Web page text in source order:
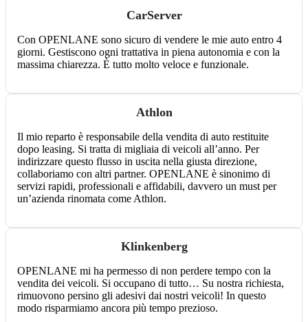
CarServer
Con OPENLANE sono sicuro di vendere le mie auto entro 4
giorni. Gestiscono ogni trattativa in piena autonomia e con la
massima chiarezza. È tutto molto veloce e funzionale.
Athlon
Il mio reparto è responsabile della vendita di auto restituite
dopo leasing. Si tratta di migliaia di veicoli all’anno. Per
indirizzare questo flusso in uscita nella giusta direzione,
collaboriamo con altri partner. OPENLANE è sinonimo di
servizi rapidi, professionali e affidabili, davvero un must per
un’azienda rinomata come Athlon.
Klinkenberg
OPENLANE mi ha permesso di non perdere tempo con la
vendita dei veicoli. Si occupano di tutto… Su nostra richiesta,
rimuovono persino gli adesivi dai nostri veicoli! In questo
modo risparmiamo ancora più tempo prezioso.